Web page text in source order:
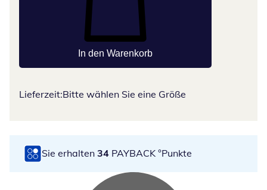
In den Warenkorb
Lieferzeit:Bitte wählen Sie eine Größe
Sie erhalten 34 PAYBACK °Punkte